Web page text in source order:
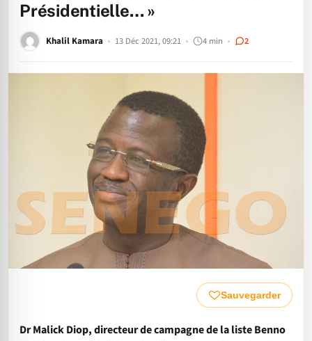
Présidentielle… »
Khalil Kamara 13 Déc 2021, 09:21 4 min 2
Sauvegarder
Dr Malick Diop, directeur de campagne de la liste Benno